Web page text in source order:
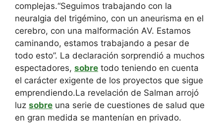
complejas.“Seguimos trabajando con la
neuralgia del trigémino, con un aneurisma en el
cerebro, con una malformación AV. Estamos
caminando, estamos trabajando a pesar de
todo esto”. La declaración sorprendió a muchos
espectadores, sobre todo teniendo en cuenta
el carácter exigente de los proyectos que sigue
emprendiendo.La revelación de Salman arrojó
luz sobre una serie de cuestiones de salud que
en gran medida se mantenían en privado.